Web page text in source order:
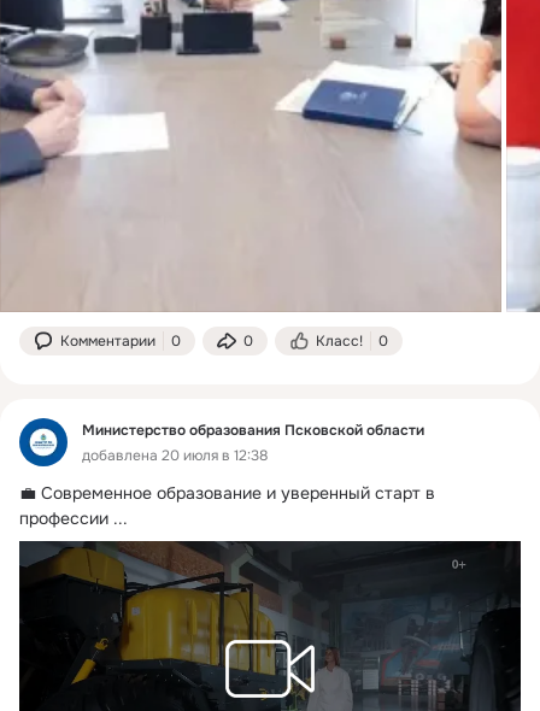
Комментарии 0 0 Класс! 0
Министерство образования Псковской области
добавлена 20 июля в 12:38
💼 Современное образование и уверенный старт в
профессии ...